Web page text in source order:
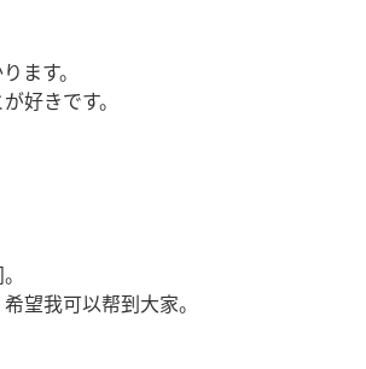
ます。
好きです。
望我可以帮到大家。